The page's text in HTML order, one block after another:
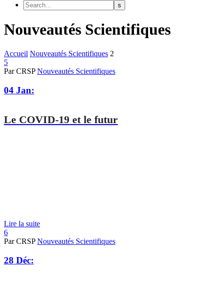
Nouveautés Scientifiques
Accueil Nouveautés Scientifiques 2
5
Par CRSP Nouveautés Scientifiques
04 Jan:
Le COVID-19 et le futur
Lire la suite
6
Par CRSP Nouveautés Scientifiques
28 Déc: